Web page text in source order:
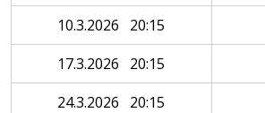
10.3.2026 20:15
17.3.2026 20:15
24.3.2026 20:15